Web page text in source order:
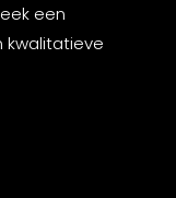
een
kwalitatieve